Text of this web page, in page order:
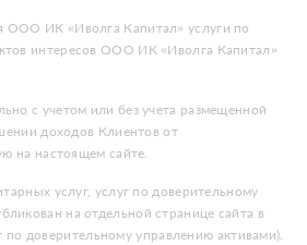
ООО ИК «Иволга Капитал» услуги по
интересов ООО ИК «Иволга Капитал»
с учетом или без учета размещенной
доходов Клиентов от
на настоящем сайте.
услуг, услуг по доверительному
на отдельной странице сайта в
по доверительному управлению активами).